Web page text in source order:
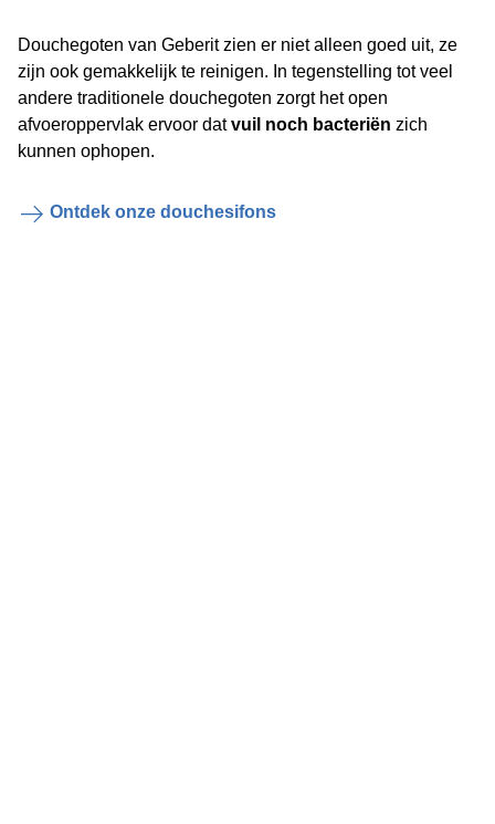
Douchegoten van Geberit zien er niet alleen goed uit, ze
zijn ook gemakkelijk te reinigen. In tegenstelling tot veel
andere traditionele douchegoten zorgt het open
afvoeroppervlak ervoor datvuil noch bacteriën zich
kunnen ophopen.
Ontdek onze douchesifons